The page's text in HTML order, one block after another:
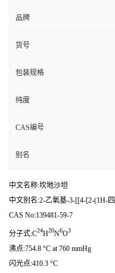
品牌
货号
包装规格
纯度
CAS编号
别名
中文名称:坎地沙坦
中文别名:2-乙氧基-3-[[4-[2-(1H-
CAS No:139481-59-7
分子式:C24H20N6O3
沸点:754.8 °C at 760 mmHg
闪光点:410.3 °C